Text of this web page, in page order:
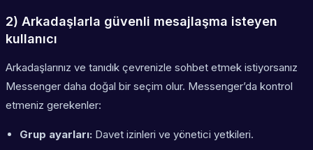
2) Arkadaşlarla güvenli mesajlaşma isteyen
kullanıcı
Arkadaşlarınız ve tanıdık çevrenizle sohbet etmek istiyorsanız
Messenger daha doğal bir seçim olur. Messenger’da kontrol
etmeniz gerekenler:
Grup ayarları: Davet izinleri ve yönetici yetkileri.